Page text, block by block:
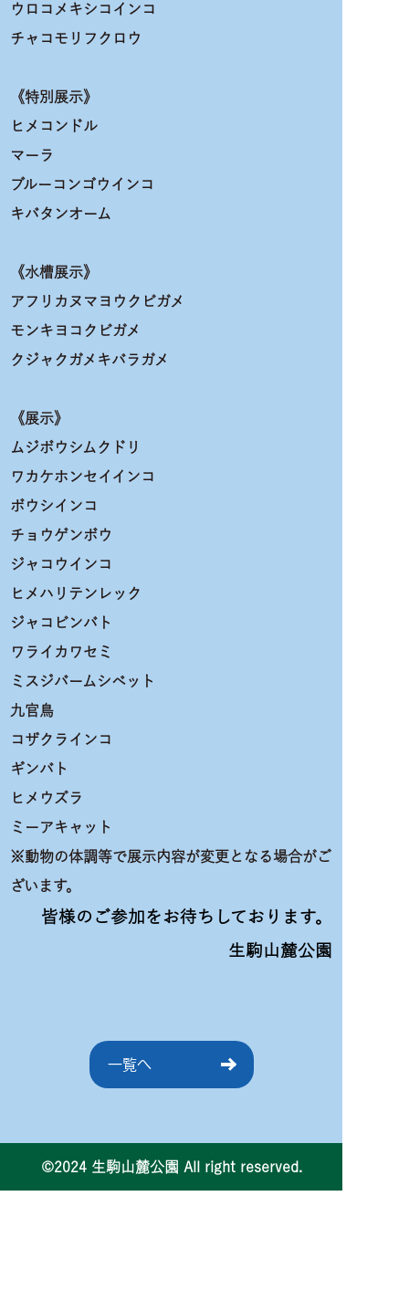
ウロコメキシコインコ
チャコモリフクロウ
《特別展示》
ヒメコンドル
マーラ
ブルーコンゴウインコ
キバタンオーム
《水槽展示》
アフリカヌマヨウクビガメ
モンキヨコクビガメ
クジャクガメキバラガメ
《展示》
ムジボウシムクドリ
ワカケホンセイインコ
ボウシインコ
チョウゲンボウ
ジャコウインコ
ヒメハリテンレック
ジャコビンバト
ワライカワセミ
ミスジバームシベット
九官鳥
コザクラインコ
ギンバト
ヒメウズラ
ミーアキャット
※動物の体調等で展示内容が変更となる場合がご
ざいます。
皆様のご参加をお待ちしております。
生駒山麓公園
一覧へ
©2024 生駒山麓公園 All right reserved.